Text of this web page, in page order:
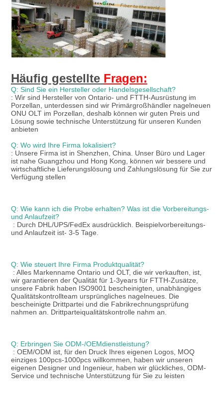
Häufig gestellte Fragen:
Q: Sind Sie ein Hersteller oder Handelsgesellschaft?
: Wir sind Hersteller von Ontario- und FTTH-Ausrüstung im
Porzellan, unterdessen sind wir Primärgroßhändler nagelneuen
ONU OLT im Porzellan, deshalb können wir guten Preis und
Lösung sowie technische Unterstützung für unseren Kunden
anbieten
Q: Wo wird Ihre Firma lokalisiert?
: Unsere Firma ist in Shenzhen, China. Unser Büro und Lager
ist nahe Guangzhou und Hong Kong, können wir bessere und
wirtschaftliche Lieferungslösung und Zahlungslösung für Sie zur
Verfügung stellen
Q: Wie kann ich die Probe erhalten? Was ist die Vorbereitungs-
und Anlaufzeit?
: Durch DHL/UPS/FedEx ausdrücklich. Beispielvorbereitungs-
und Anlaufzeit ist- 3-5 Tage.
Q: Wie steuert Ihre Firma Produktqualität?
: Alles Markenname Ontario und OLT, die wir verkauften, ist,
wir garantieren der Qualität für 1-3years für FTTH-Zusätze,
unsere Fabrik haben ISO9001 bescheinigten, unabhängiges
Qualitätskontrollteam ursprüngliches nagelneues. Die
bescheinigte Drittpartei und die Fabrikrechnungsprüfung
nahmen an. Drittparteiqualitätskontrolle nahm an.
Q: Erbringen Sie ODM-/OEMdienstleistung?
: OEM/ODM ist, für den Druck Ihres eigenen Logos, MOQ
einziges 100pcs-1000pcs willkommen, haben wir unseren
eigenen Designer und Ingenieur, haben wir glückliches, ODM-
Service und technische Unterstützung für Sie zu leisten